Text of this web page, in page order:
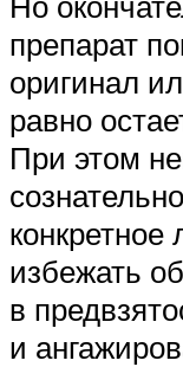
препарат
оригинал
равно
При этом
избежать
в
и